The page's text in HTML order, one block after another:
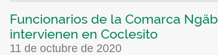
Funcionarios de la Comarca
intervienen en Coclesito
11 de octubre de 2020